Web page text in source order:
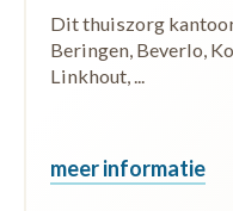
Dit thuiszorg
Beringen, Beverlo,
Linkhout, ...
meer informatie